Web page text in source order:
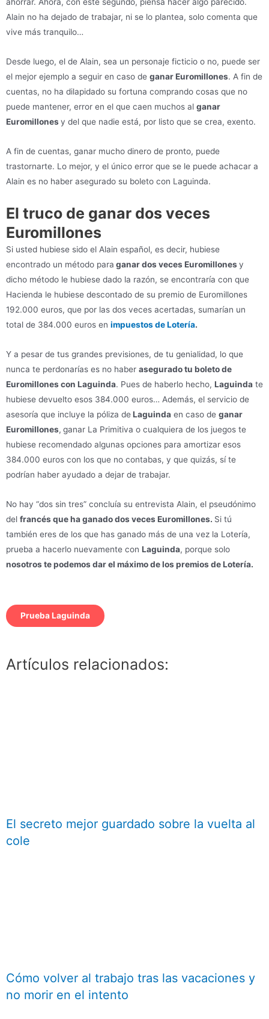
Alain no ha dejado de trabajar, ni se lo plantea, solo comenta que
vive más tranquilo…
Desde luego, el de Alain, sea un personaje ficticio o no, puede ser
el mejor ejemplo a seguir en caso de ganar Euromillones. A fin de
cuentas, no ha dilapidado su fortuna comprando cosas que no
puede mantener, error en el que caen muchos al ganar
Euromillonesy del que nadie está, por listo que se crea, exento.
A fin de cuentas, ganar mucho dinero de pronto, puede
trastornarte. Lo mejor, y el único error que se le puede achacar a
Alain es no haber asegurado su boleto con Laguinda.
El truco de ganar dos veces
Euromillones
Si usted hubiese sido el Alain español, es decir, hubiese
encontrado un método para ganar dos veces Euromillonesy
dicho método le hubiese dado la razón, se encontraría con que
Hacienda le hubiese descontado de su premio de Euromillones
192.000 euros, que por las dos veces acertadas, sumarían un
total de 384.000 euros en impuestos de Lotería.
Y a pesar de tus grandes previsiones, de tu genialidad, lo que
nunca te perdonarías es no haber asegurado tu boleto de
Euromillones con Laguinda. Pues de haberlo hecho, Laguinda te
hubiese devuelto esos 384.000 euros… Además, el servicio de
asesoría que incluye la póliza deLaguinda en caso de ganar
Euromillones, ganar La Primitiva o cualquiera de los juegos te
hubiese recomendado algunas opciones para amortizar esos
384.000 euros con los que no contabas, y que quizás, sí te
podrían haber ayudado a dejar de trabajar.
No hay “dos sin tres” concluía su entrevista Alain, el pseudónimo
del francés que ha ganado dos veces Euromillones. Si tú
también eres de los que has ganado más de una vez la Lotería,
prueba a hacerlo nuevamente con Laguinda, porque solo
nosotros te podemos dar el máximo de los premios de Lotería.
Prueba Laguinda
Artículos relacionados:
El secreto mejor guardado sobre la vuelta al
cole
Cómo volver al trabajo tras las vacaciones y
no morir en el intento